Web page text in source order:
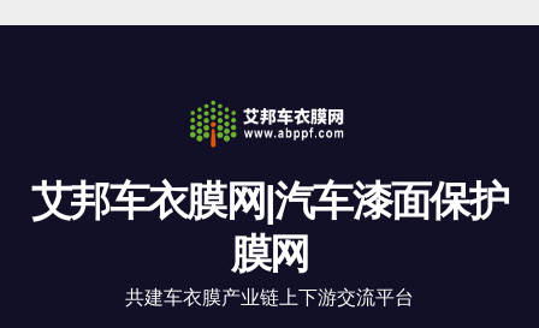
艾邦车衣膜网|汽车漆面保护
膜网
共建车衣膜产业链上下游交流平台